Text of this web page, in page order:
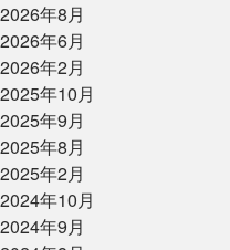
2026年8月
2026年6月
2026年2月
2025年10月
2025年9月
2025年8月
2025年2月
2024年10月
2024年9月